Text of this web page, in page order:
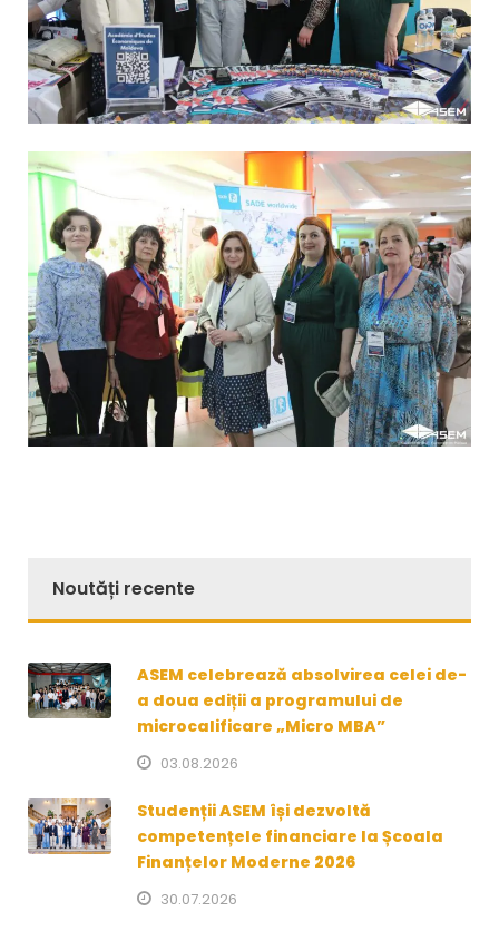
Noutăți recente
ASEM celebrează absolvirea celei de-
a doua ediții a programului de
microcalificare „Micro MBA”
03.08.2026
Studenții ASEM își dezvoltă
competențele financiare la Școala
Finanțelor Moderne 2026
30.07.2026